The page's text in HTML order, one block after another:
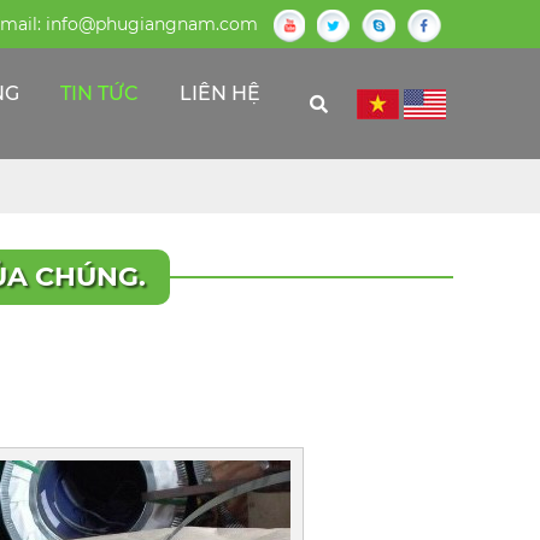
info@phugiangnam.com
TIN TỨC LIÊN HỆ
CHÚNG.